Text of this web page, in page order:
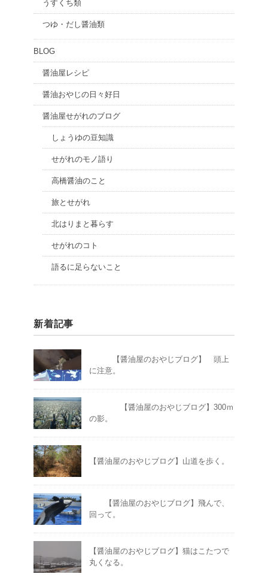
うすくち類
つゆ・だし醤油類
BLOG
醤油屋レシピ
醤油おやじの日々好日
醤油屋せがれのブログ
しょうゆの豆知識
せがれのモノ語り
高橋醤油のこと
旅とせがれ
北はりまと暮らす
せがれのコト
語るに足らないこと
新着記事
【醤油屋のおやじブログ】 頭上
に注意。
【醤油屋のおやじブログ】300ｍ
の影。
【醤油屋のおやじブログ】山道を歩く。
【醤油屋のおやじブログ】飛んで、
回って。
【醤油屋のおやじブログ】猫はこたつで
丸くなる。